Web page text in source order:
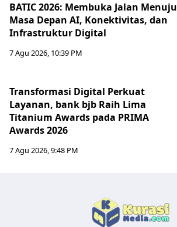
BATIC 2026: Membuka Jalan Menuju
Masa Depan AI, Konektivitas, dan
Infrastruktur Digital
7 Agu 2026, 10:39 PM
Transformasi Digital Perkuat
Layanan, bank bjb Raih Lima
Titanium Awards pada PRIMA
Awards 2026
7 Agu 2026, 9:48 PM